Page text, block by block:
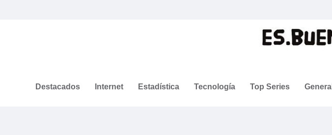
Destacados Internet Estadística Tecnología Top Series General